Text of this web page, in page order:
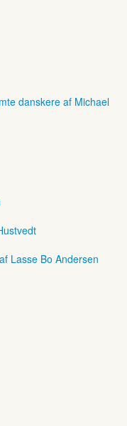
danskere af Michael
Lasse Bo Andersen